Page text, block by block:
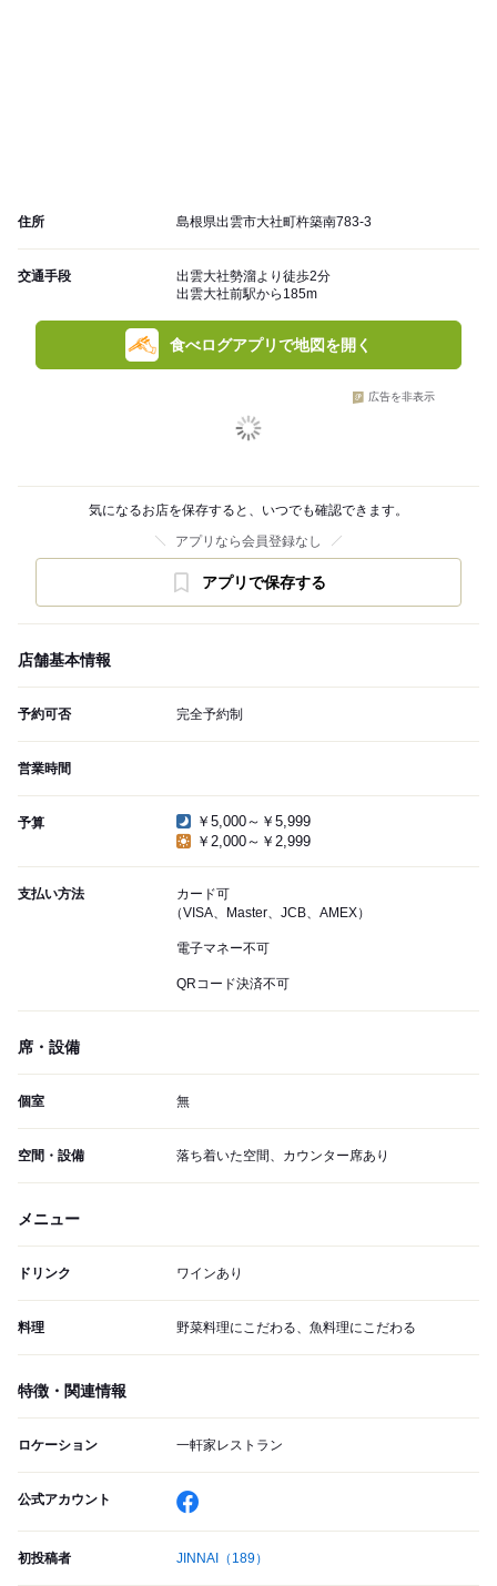
住所 島根県出雲市大社町杵築南783-3
交通手段
出雲大社勢溜より徒歩2分
出雲大社前駅から185m
食べログアプリで地図を開く
広告を非表示
気になるお店を保存すると、いつでも確認できます。
アプリなら会員登録なし
アプリで保存する
店舗基本情報
予約可否 完全予約制
営業時間
予算
￥5,000～￥5,999
￥2,000～￥2,999
支払い方法
カード可
（VISA、Master、JCB、AMEX）
電子マネー不可
QRコード決済不可
席・設備
個室 無
空間・設備 落ち着いた空間、カウンター席あり
メニュー
ドリンク ワインあり
料理 野菜料理にこだわる、魚料理にこだわる
特徴・関連情報
ロケーション 一軒家レストラン
公式アカウント
初投稿者 JINNAI （189）